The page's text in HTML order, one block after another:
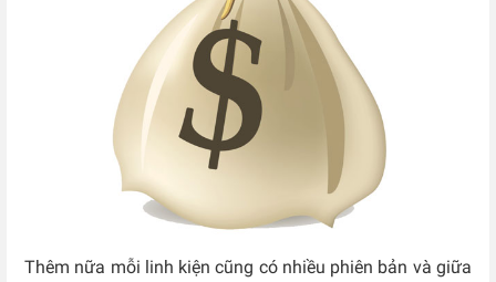
Thêm nữa mỗi linh kiện cũng có nhiều phiên bản và giữa